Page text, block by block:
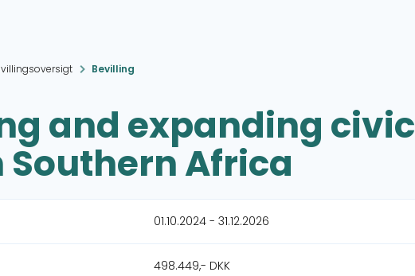
Bevilling
and expanding civic
Southern Africa
01.10.2024 - 31.12.2026
498.449,- DKK